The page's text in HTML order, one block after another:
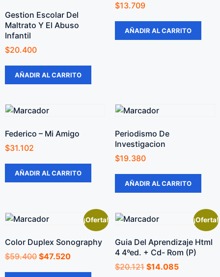
Gestion Escolar Del
Maltrato Y El Abuso
Infantil
$20.400
AÑADIR AL CARRITO
$13.709
AÑADIR AL CARRITO
Federico – Mi Amigo
$31.102
AÑADIR AL CARRITO
Periodismo De
Investigacion
$19.380
AÑADIR AL CARRITO
¡Oferta!
Color Duplex Sonography
$59.400 $47.520
¡Oferta!
Guia Del Aprendizaje Html
4 4ºed. + Cd- Rom (P)
$20.121 $14.085